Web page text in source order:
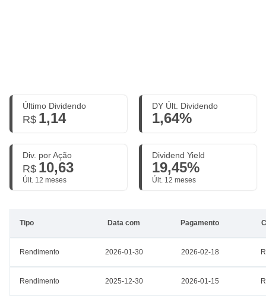
Último Dividendo
R$ 1,14
DY Últ. Dividendo
1,64%
Div. por Ação
R$ 10,63
Últ. 12 meses
Dividend Yield
19,45%
Últ. 12 meses
Tipo Data com Pagamento
Rendimento 2026-01-30 2026-02-18
Rendimento 2025-12-30 2026-01-15